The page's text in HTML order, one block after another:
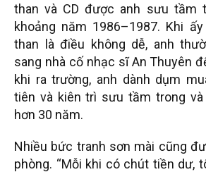
than và CD được anh sưu tầm
khoảng năm 1986–1987. Khi
than là điều không dễ, anh
sang nhà cố nhạc sĩ An Thuyên
khi ra trường, anh dành dụm
tiên và kiên trì sưu tầm trong
hơn 30 năm.
Nhiều bức tranh sơn mài cũng
phòng. “Mỗi khi có chút tiền dư,